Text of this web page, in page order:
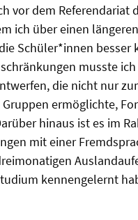
vor dem Referendariat
ich über einen
Schüler*innen
musste
die nicht nur
ermöglichte,
hinaus ist es im
mit einer
kennengelernt